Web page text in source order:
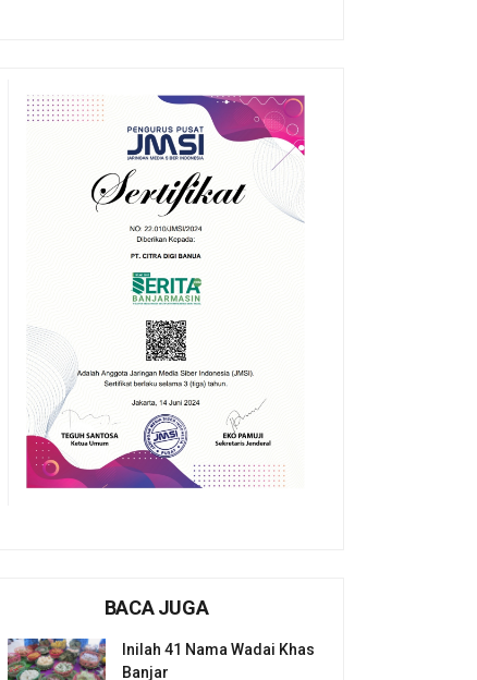
BACA JUGA
Inilah 41 Nama Wadai Khas
Banjar